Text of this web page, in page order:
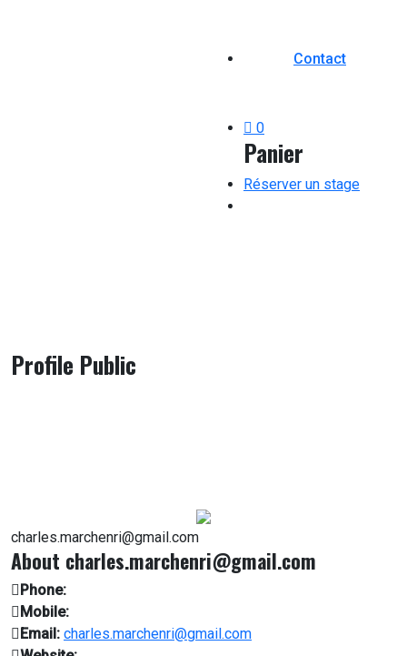
Contact
0
Panier
Réserver un stage
Profile Public
charles.marchenri@gmail.com
About charles.marchenri@gmail.com
Phone:
Mobile:
Email: charles.marchenri@gmail.com